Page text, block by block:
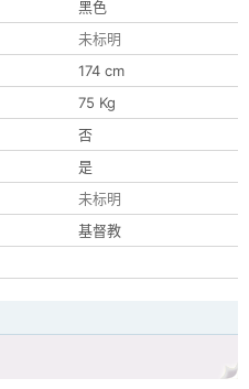
黑色
未标明
174 cm
75 Kg
否
是
未标明
基督教